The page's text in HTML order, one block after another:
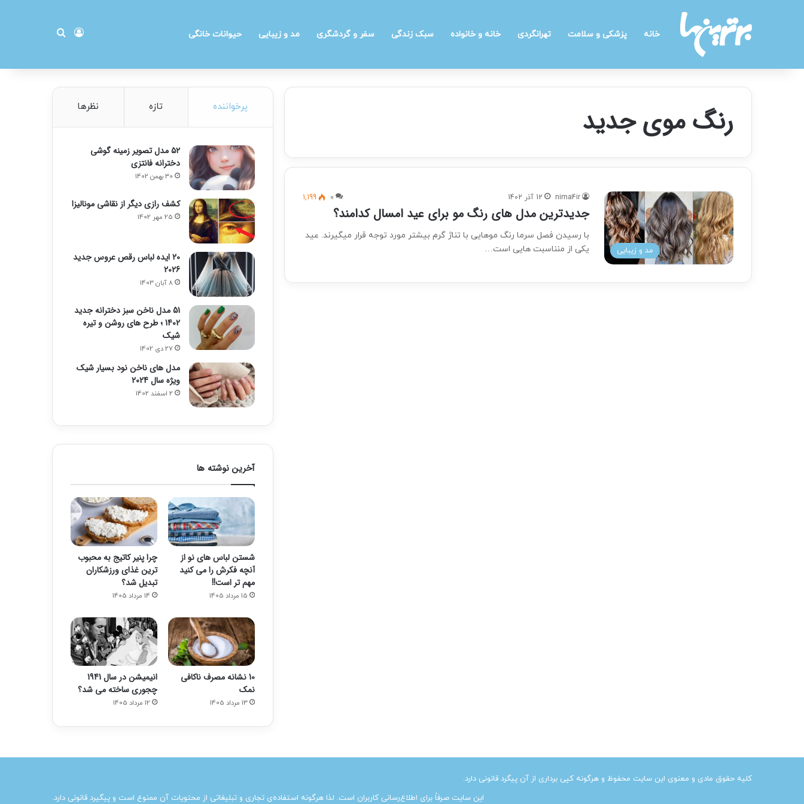
خانه پزشکی و سلامت تهرانگردی خانه و خانواده سبک زندگی سفر و گردشگری مد و زیبایی حیوانات خانگی ورود
رنگ موی جدید
مد و زیبایی
nima4ir 12 آذر 1402 0
1,199
جدیدترین مدل های رنگ مو برای عید امسال کدامند؟
با رسیدن فصل سرما رنگ موهایی با تناژ گرم بیشتر مورد توجه قرار میگیرند. عید
یکی از منناسبت هایی است…
پرخواننده تازه نظرها
۵۲ مدل تصویر زمینه گوشی
دخترانه فانتزی
30 بهمن 1402
کشف رازی دیگر از نقاشی مونالیزا
25 مهر 1402
20 ایده لباس رقص عروس جدید
2026
8 آبان 1403
51 مدل ناخن سبز دخترانه جدید
1402 ؛ طرح های روشن و تیره
شیک
27 دی 1402
مدل های ناخن نود بسیار شیک
ویژه سال 2024
2 اسفند 1402
آخرین نوشته ها
شستن لباس های نو از
آنچه فکرش را می کنید
مهم تر است!!
15 مرداد 1405
چرا پنیر کاتیج به محبوب
ترین غذای ورزشکاران
تبدیل شد؟
14 مرداد 1405
10 نشانه مصرف ناکافی
نمک
13 مرداد 1405
انیمیشن در سال 1941
چجوری ساخته می شد؟
12 مرداد 1405
کلیه حقوق مادی و معنوی این سایت محفوظ و هرگونه کپی برداری از آن پیگرد قانونی دارد.
این سایت صرفاً برای اطلاع‌رسانی کاربران است. لذا هرگونه استفاده‌ی تجاری و تبلیغاتی از محتویات آن ممنوع است و پیگیرد قانونی دارد.